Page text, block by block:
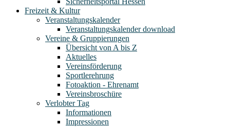
Freizeit & Kultur
Veranstaltungskalender
Veranstaltungskalender download
Vereine & Gruppierungen
Übersicht von A bis Z
Aktuelles
Vereinsförderung
Sportlerehrung
Fotoaktion - Ehrenamt
Vereinsbroschüre
Verlobter Tag
Informationen
Impressionen